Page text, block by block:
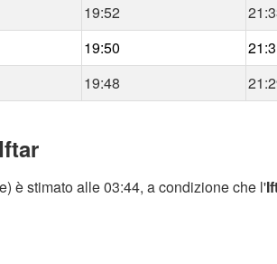
19:52
19:50
19:48
è stimato alle 03:44, a condizione che l'